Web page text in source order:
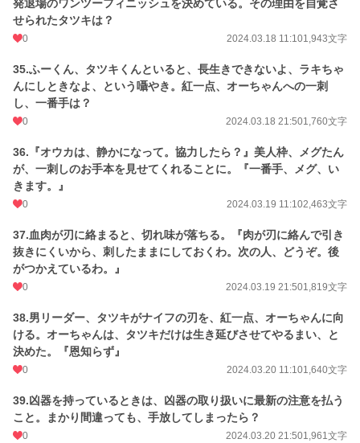
発退場のワンツーフィニッシュを決めている。その理由を自覚さ
せられたタツキは？
0 2024.03.18 11:101,943文字
35.ふーくん、タツキくんといると、長生きできないよ、ラキちゃ
んにしときなよ、という囁やき。紅一点、オーちゃんへの一刺
し、一番手は？
0 2024.03.18 21:501,760文字
36.『オウカは、静かになって。協力したら？』美人枠、メグたん
が、一刺しのお手本を見せてくれることに。『一番手、メグ、い
きます。』
0 2024.03.19 11:102,463文字
37.血肉が刃に絡まると、切れ味が落ちる。『肉が刃に絡んで引き
抜きにくいから、刺したままにしておくわ。次の人、どうぞ。後
がつかえているわ。』
0 2024.03.19 21:501,819文字
38.男リーダー、タツキがナイフの刃を、紅一点、オーちゃんに向
ける。オーちゃんは、タツキだけは生き延びさせてやるまい、と
決めた。『恩知らず』
0 2024.03.20 11:101,640文字
39.凶器を持っているときは、凶器の取り扱いに最新の注意を払う
こと。まかり間違っても、手放してしまったら？
0 2024.03.20 21:501,961文字